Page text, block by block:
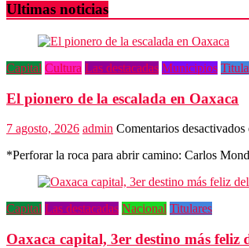
Ultimas noticias
Capital Cultura Las destacadas Municipios
El pionero de la escalada en Oaxaca
7 agosto, 2026 admin Comentarios desactivados
*Perforar la roca para abrir camino: Carlos
Capital Las destacadas Nacional Titulares
Oaxaca capital, 3er destino más feliz